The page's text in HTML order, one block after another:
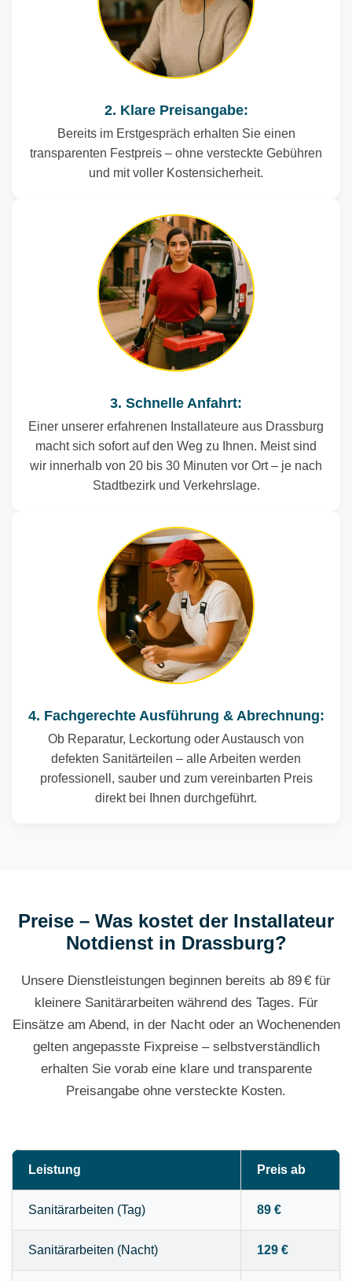
2. Klare Preisangabe:
Bereits im Erstgespräch erhalten Sie einen
transparenten Festpreis – ohne versteckte Gebühren
und mit voller Kostensicherheit.
3. Schnelle Anfahrt:
Einer unserer erfahrenen Installateure aus Drassburg
macht sich sofort auf den Weg zu Ihnen. Meist sind
wir innerhalb von 20 bis 30 Minuten vor Ort – je nach
Stadtbezirk und Verkehrslage.
4. Fachgerechte Ausführung & Abrechnung:
Ob Reparatur, Leckortung oder Austausch von
defekten Sanitärteilen – alle Arbeiten werden
professionell, sauber und zum vereinbarten Preis
direkt bei Ihnen durchgeführt.
Preise – Was kostet der Installateur
Notdienst in Drassburg?
Unsere Dienstleistungen beginnen bereits ab 89 € für
kleinere Sanitärarbeiten während des Tages. Für
Einsätze am Abend, in der Nacht oder an Wochenenden
gelten angepasste Fixpreise – selbstverständlich
erhalten Sie vorab eine klare und transparente
Preisangabe ohne versteckte Kosten.
Leistung Preis ab
Sanitärarbeiten (Tag) 89 €
Sanitärarbeiten (Nacht) 129 €